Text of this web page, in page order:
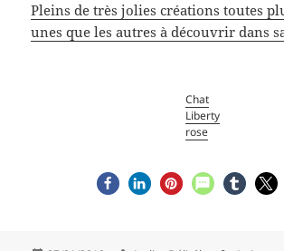
Pleins de très jolies créations toutes
unes que les autres à découvrir dans
Chat
Liberty
rose